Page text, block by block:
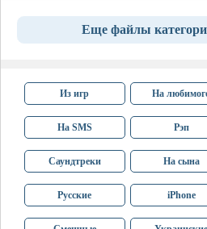
Еще файлы
Из игр На
На SMS Рэп
Саундтреки На сына
Русские iPhone